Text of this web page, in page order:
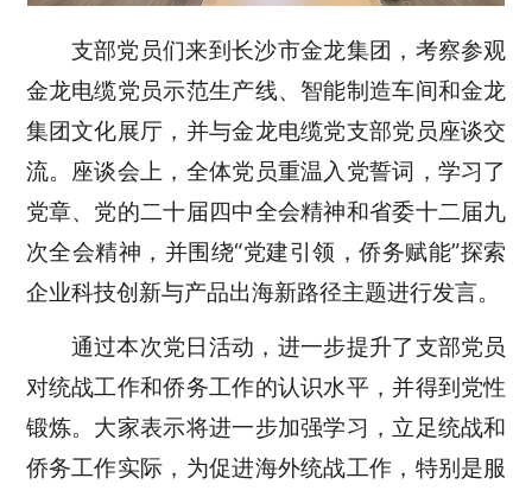
支部党员们来到长沙市金龙集团，考察参观
金龙电缆党员示范生产线、智能制造车间和金龙
集团文化展厅，并与金龙电缆党支部党员座谈交
流。座谈会上，全体党员重温入党誓词，学习了
党章、党的二十届四中全会精神和省委十二届九
次全会精神，并围绕“党建引领，侨务赋能”探索
企业科技创新与产品出海新路径主题进行发言。
通过本次党日活动，进一步提升了支部党员
对统战工作和侨务工作的认识水平，并得到党性
锻炼。大家表示将进一步加强学习，立足统战和
侨务工作实际，为促进海外统战工作，特别是服